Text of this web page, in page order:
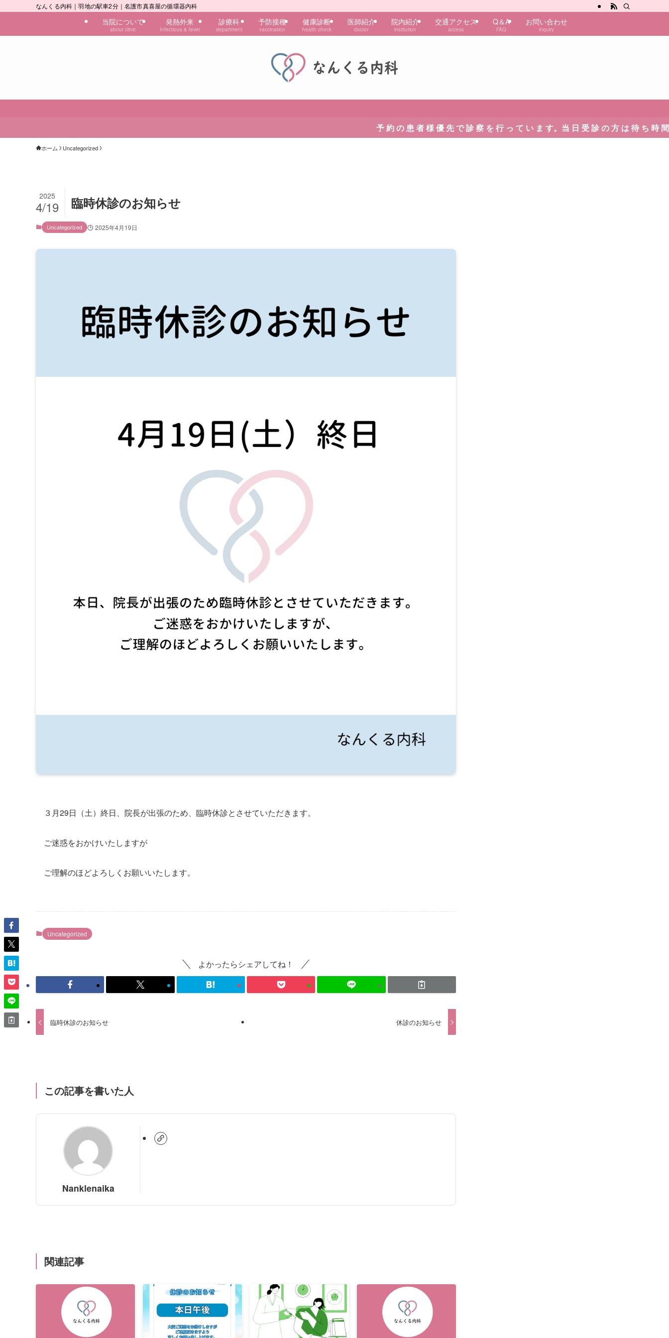
なんくる内科｜羽地の駅車2分｜名護市真喜屋の循環器内科
当院について
about clinic
発熱外来
Infectious & fever
診療科
department
予防接種
vaccination
健康診断
health check
医師紹介
doctor
院内紹介
institution
交通アクセス
access
Q＆A
FAQ
お問い合わせ
inquiry
予 約 の 患 者 様 優 先 で 診 察 を 行 っ て い ま す。当 日 受 診 の 方 は 待 ち 時 間 が 発 生
ホーム Uncategorized
臨時休診のお知らせ
2025
4/19
Uncategorized 2025年4月19日
３月29日（土）終日、院長が出張のため、臨時休診とさせていただきます。
ご迷惑をおかけいたしますが
ご理解のほどよろしくお願いいたします。
Uncategorized
よかったらシェアしてね！
臨時休診のお知らせ 休診のお知らせ
この記事を書いた人
Nanklenaika
関連記事